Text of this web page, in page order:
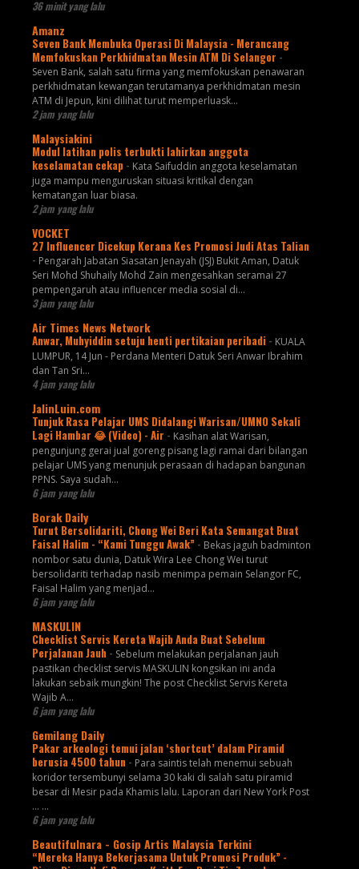
36 minit yang lalu
Amanz
Seven Bank Membuka Operasi Di Malaysia - Merancang
Memfokuskan Perkhidmatan Mesin ATM Di Selangor -
Seven Bank, salah satu firma yang memfokuskan penawaran
perkhidmatan kewangan terutamanya perkhidmatan mesin
ATM di Jepun, kini dilihat turut memperluask...
2 jam yang lalu
Malaysiakini
Modul latihan polis terbukti lahirkan anggota
keselamatan cekap - Kata Saifuddin anggota keselamatan
juga mampu menguruskan situasi kritikal dengan
kematangan luar biasa.
2 jam yang lalu
VOCKET
27 Influencer Dicekup Kerana Kes Promosi Judi Atas Talian
- Pengarah Jabatan Siasatan Jenayah (JSJ) Bukit Aman, Datuk
Seri Mohd Shuhaily Mohd Zain mengesahkan seramai 27
pempengaruh atau influencer media sosial di...
3 jam yang lalu
Air Times News Network
Anwar, Muhyiddin setuju henti pertikaian peribadi - KUALA
LUMPUR, 14 Jun - Perdana Menteri Datuk Seri Anwar Ibrahim
dan Tan Sri…
4 jam yang lalu
JalinLuin.com
Tunjuk Rasa Pelajar UMS Didalangi Warisan/UMNO Sekali
Lagi Hambar 😂 (Video) - Air - Kasihan alat Warisan,
pengunjung gerai jual goreng pisang lagi ramai dari bilangan
pelajar UMS yang menunjuk perasaan di hadapan bangunan
PPNS. Saya sudah...
6 jam yang lalu
Borak Daily
Turut Bersolidariti, Chong Wei Beri Kata Semangat Buat
Faisal Halim - “Kami Tunggu Awak” - Bekas jaguh badminton
nombor satu dunia, Datuk Wira Lee Chong Wei turut
bersolidariti terhadap nasib menimpa pemain Selangor FC,
Faisal Halim yang menjad...
6 jam yang lalu
MASKULIN
Checklist Servis Kereta Wajib Anda Buat Sebelum
Perjalanan Jauh - Sebelum melakukan perjalanan jauh
pastikan checklist servis MASKULIN kongsikan ini anda
lakukan sebaik mungkin! The post Checklist Servis Kereta
Wajib A...
6 jam yang lalu
Gemilang Daily
Pakar arkeologi temui jalan ‘shortcut’ dalam Piramid
berusia 4500 tahun - Para saintis telah menemui sebuah
koridor tersembunyi selama 30 kaki di salah satu piramid
besar di Mesir pada Khamis lalu. Laporan dari New York Post
... ...
6 jam yang lalu
Beautifulnara - Gosip Artis Malaysia Terkini
“Mereka Hanya Bekerjasama Untuk Promosi Produk” -